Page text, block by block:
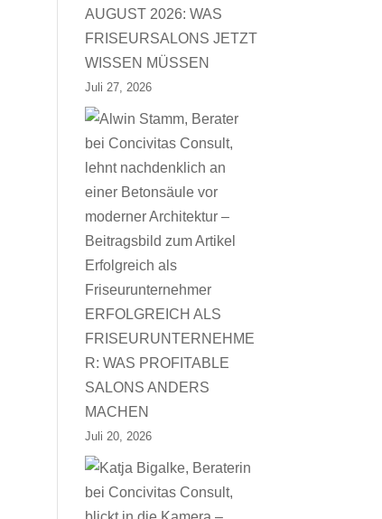
AUGUST 2026: WAS
FRISEURSALONS JETZT
WISSEN MÜSSEN
Juli 27, 2026
ERFOLGREICH ALS
FRISEURUNTERNEHME
R: WAS PROFITABLE
SALONS ANDERS
MACHEN
Juli 20, 2026